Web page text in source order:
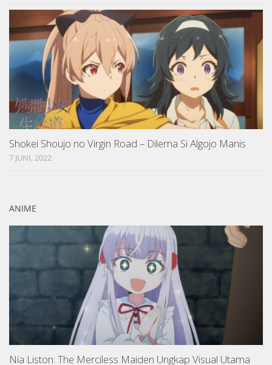
Shokei Shoujo no Virgin Road – Dilema Si Algojo Manis
7 JUNI, 2022
ANIME
Nia Liston: The Merciless Maiden Ungkap Visual Utama